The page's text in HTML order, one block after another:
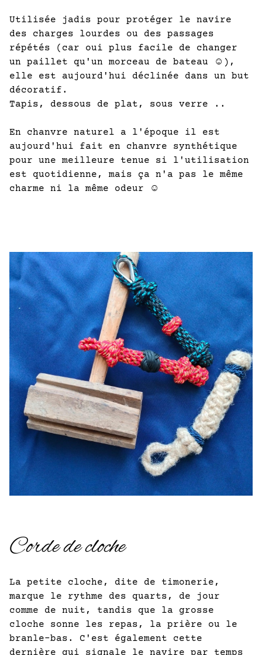
Utilisée jadis pour protéger le navire
des charges lourdes ou des passages
répétés (car oui plus facile de changer
un paillet qu'un morceau de bateau ☺️),
elle est aujourd'hui déclinée dans un but
décoratif.
Tapis, dessous de plat, sous verre ..
En chanvre naturel a l'époque il est
aujourd'hui fait en chanvre synthétique
pour une meilleure tenue si l'utilisation
est quotidienne, mais ça n'a pas le même
charme ni la même odeur ☺️
Corde de cloche
La petite cloche, dite de timonerie,
marque le rythme des quarts, de jour
comme de nuit, tandis que la grosse
cloche sonne les repas, la prière ou le
branle-bas. C'est également cette
dernière qui signale le navire par temps